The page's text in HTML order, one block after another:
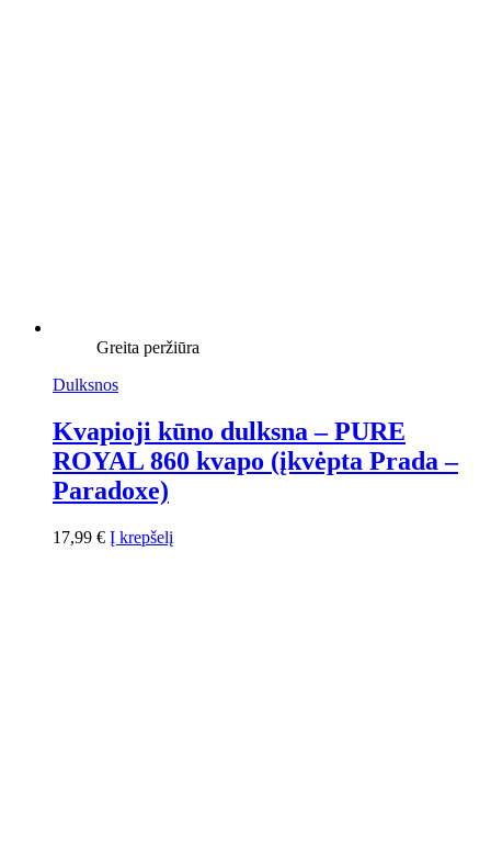
Greita peržiūra
Dulksnos
Kvapioji kūno dulksna – PURE
ROYAL 860 kvapo (įkvėpta Prada –
Paradoxe)
17,99 € Į krepšelį